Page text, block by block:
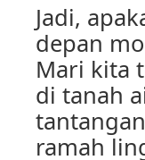
Jadi,
depan
Mari kita
di tanah
ramah